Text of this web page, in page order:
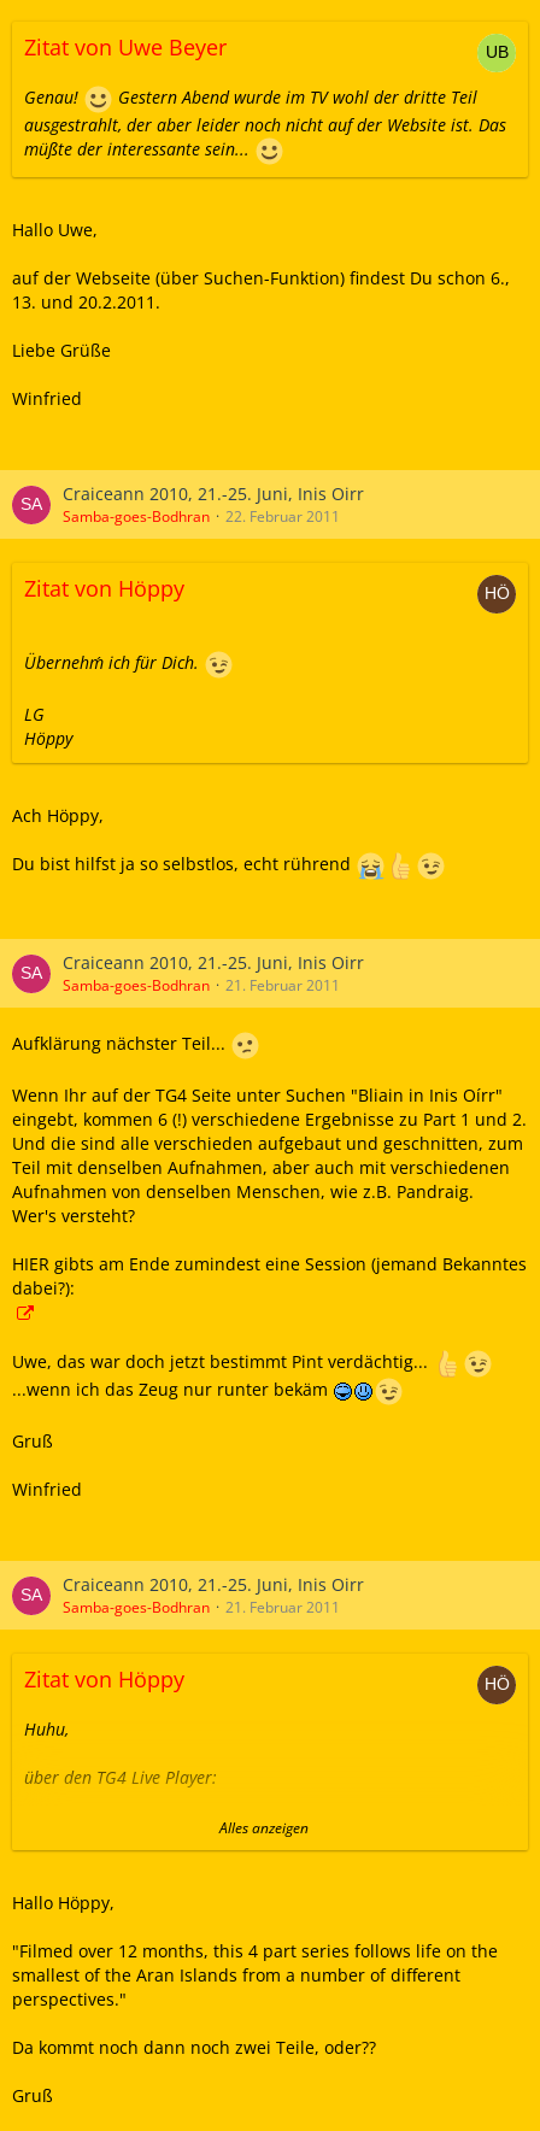
Zitat von Uwe Beyer
Genau!
Gestern Abend wurde im TV wohl der dritte Teil
ausgestrahlt, der aber leider noch nicht auf der Website ist. Das
müßte der interessante sein...
Hallo Uwe,
auf der Webseite (über Suchen-Funktion) findest Du schon 6.,
13. und 20.2.2011.
Liebe Grüße
Winfried
Craiceann 2010, 21.-25. Juni, Inis Oirr
Samba-goes-Bodhran 22. Februar 2011
Zitat von Höppy
Übernehm´ ich für Dich.
LG
Höppy
Ach Höppy,
Du bist hilfst ja so selbstlos, echt rührend
Craiceann 2010, 21.-25. Juni, Inis Oirr
Samba-goes-Bodhran 21. Februar 2011
Aufklärung nächster Teil...
Wenn Ihr auf der TG4 Seite unter Suchen "Bliain in Inis Oírr"
eingebt, kommen 6 (!) verschiedene Ergebnisse zu Part 1 und 2.
Und die sind alle verschieden aufgebaut und geschnitten, zum
Teil mit denselben Aufnahmen, aber auch mit verschiedenen
Aufnahmen von denselben Menschen, wie z.B. Pandraig.
Wer's versteht?
HIER gibts am Ende zumindest eine Session (jemand Bekanntes
dabei?):
Uwe, das war doch jetzt bestimmt Pint verdächtig...
...wenn ich das Zeug nur runter bekäm
Gruß
Winfried
Craiceann 2010, 21.-25. Juni, Inis Oirr
Samba-goes-Bodhran 21. Februar 2011
Zitat von Höppy
Huhu,
über den TG4 Live Player:
die Höppy
Alles anzeigen
Hallo Höppy,
"Filmed over 12 months, this 4 part series follows life on the
smallest of the Aran Islands from a number of different
perspectives."
Da kommt noch dann noch zwei Teile, oder??
Gruß